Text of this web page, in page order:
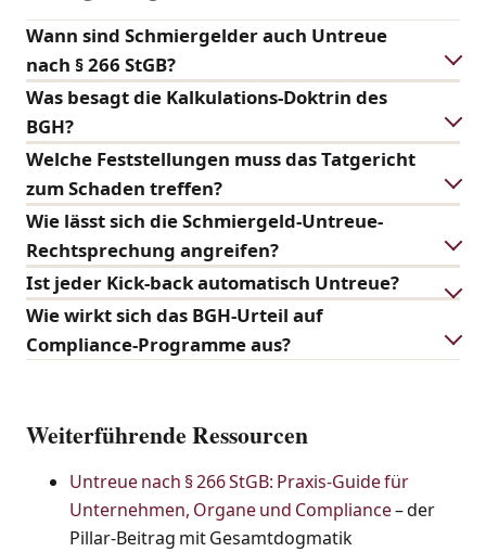
Wann sind Schmiergelder auch Untreue
nach § 266 StGB?
Was besagt die Kalkulations-Doktrin des
BGH?
Welche Feststellungen muss das Tatgericht
zum Schaden treffen?
Wie lässt sich die Schmiergeld-Untreue-
Rechtsprechung angreifen?
Ist jeder Kick-back automatisch Untreue?
Wie wirkt sich das BGH-Urteil auf
Compliance-Programme aus?
Weiterführende Ressourcen
Untreue nach § 266 StGB: Praxis-Guide für
Unternehmen, Organe und Compliance– der
Pillar-Beitrag mit Gesamtdogmatik